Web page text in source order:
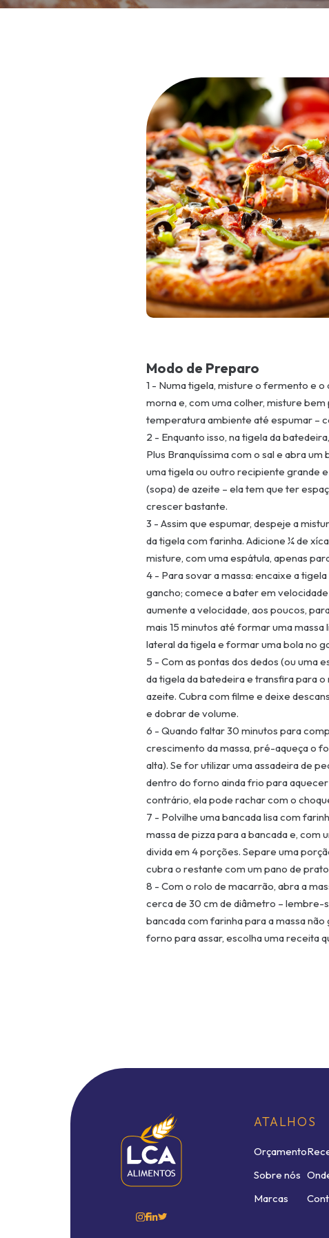
Modo de Preparo
1 - Numa tigela, misture o fermento e o
morna e, com uma colher, misture
temperatura ambiente até espumar –
2 - Enquanto isso, na tigela da
Plus Branquíssima com o sal e abra
uma tigela ou outro recipiente grande
(sopa) de azeite – ela tem que ter
crescer bastante.
3 - Assim que espumar, despeje a
da tigela com farinha. Adicione ¼ de
misture, com uma espátula, apenas
4 - Para sovar a massa: encaixe a
gancho; comece a bater em
aumente a velocidade, aos poucos,
mais 15 minutos até formar uma massa
lateral da tigela e formar uma bola no
5 - Com as pontas dos dedos (ou uma
da tigela da batedeira e transfira para
azeite. Cubra com filme e deixe
e dobrar de volume.
6 - Quando faltar 30 minutos para
crescimento da massa, pré-aqueça o
alta). Se for utilizar uma assadeira de
dentro do forno ainda frio para aquecer
contrário, ela pode rachar com o
7 - Polvilhe uma bancada lisa com
massa de pizza para a bancada e, com
divida em 4 porções. Separe uma
cubra o restante com um pano de
8 - Com o rolo de macarrão, abra a
cerca de 30 cm de diâmetro – lembre-
bancada com farinha para a massa não
forno para assar, escolha uma receita
ATALHOS
Orçamento
Sobre nós
Marcas